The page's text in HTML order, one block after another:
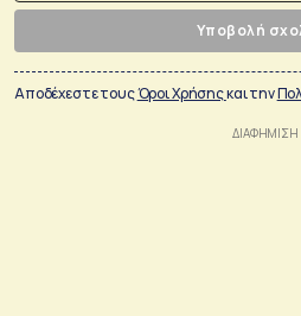
Υποβολή
Αποδέχεστε τουςΌροι Χρήσηςκαι την